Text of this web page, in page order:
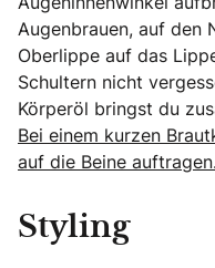
Augenbrauen, auf den
Oberlippe auf das
Schultern nicht
Körperöl bringst du
Bei einem kurzen
auf die Beine
Styling